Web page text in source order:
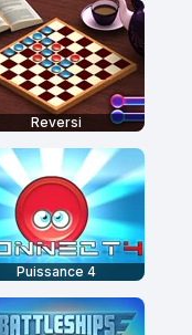
Reversi
Puissance 4